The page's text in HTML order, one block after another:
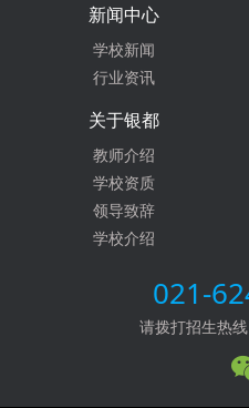
新闻中心
学校新闻
行业资讯
关于银都
教师介绍
学校资质
领导致辞
学校介绍
021-
请拨打招生热